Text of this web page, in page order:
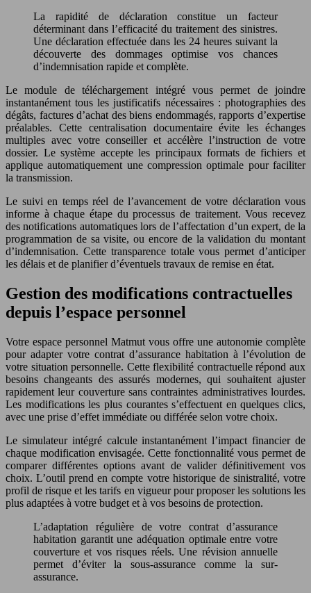
La rapidité de déclaration constitue un facteur
déterminant dans l’efficacité du traitement des sinistres.
Une déclaration effectuée dans les 24 heures suivant la
découverte des dommages optimise vos chances
d’indemnisation rapide et complète.
Le module de téléchargement intégré vous permet de joindre
instantanément tous les justificatifs nécessaires : photographies des
dégâts, factures d’achat des biens endommagés, rapports d’expertise
préalables. Cette centralisation documentaire évite les échanges
multiples avec votre conseiller et accélère l’instruction de votre
dossier. Le système accepte les principaux formats de fichiers et
applique automatiquement une compression optimale pour faciliter
la transmission.
Le suivi en temps réel de l’avancement de votre déclaration vous
informe à chaque étape du processus de traitement. Vous recevez
des notifications automatiques lors de l’affectation d’un expert, de la
programmation de sa visite, ou encore de la validation du montant
d’indemnisation. Cette transparence totale vous permet d’anticiper
les délais et de planifier d’éventuels travaux de remise en état.
Gestion des modifications contractuelles
depuis l’espace personnel
Votre espace personnel Matmut vous offre une autonomie complète
pour adapter votre contrat d’assurance habitation à l’évolution de
votre situation personnelle. Cette flexibilité contractuelle répond aux
besoins changeants des assurés modernes, qui souhaitent ajuster
rapidement leur couverture sans contraintes administratives lourdes.
Les modifications les plus courantes s’effectuent en quelques clics,
avec une prise d’effet immédiate ou différée selon votre choix.
Le simulateur intégré calcule instantanément l’impact financier de
chaque modification envisagée. Cette fonctionnalité vous permet de
comparer différentes options avant de valider définitivement vos
choix. L’outil prend en compte votre historique de sinistralité, votre
profil de risque et les tarifs en vigueur pour proposer les solutions les
plus adaptées à votre budget et à vos besoins de protection.
L’adaptation régulière de votre contrat d’assurance
habitation garantit une adéquation optimale entre votre
couverture et vos risques réels. Une révision annuelle
permet d’éviter la sous-assurance comme la sur-
assurance.